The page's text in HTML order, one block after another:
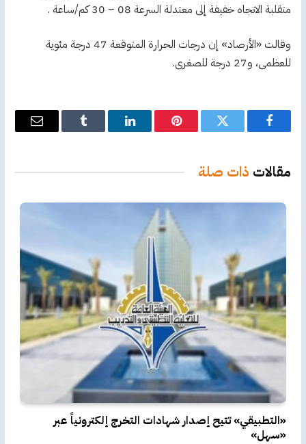
متقلبة الاتجاه خفيفة إلى معتدلة السرعة 08 – 30 كم/ساعة .
وقالت «الأرصاد» إن درجات الحرارة المتوقعة 47 درجة مئوية
للعظمى، و27 درجة للصغرى.
فيسبوك تويتر بينتيريستلينكدإن Tumblr
البريد
مقالات ذات صلة
«التطبيقي» تتيح إصدار شهادات التخرج إلكترونياً عبر
«سهل»